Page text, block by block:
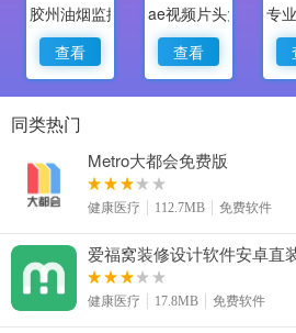
胶州油烟监控
查看
ae视频片头大师
查看
专
同类热门
Metro大都会免费版
健康医疗 112.7MB 免费软件
爱福窝装修设计软件安卓直
健康医疗 17.8MB 免费软件